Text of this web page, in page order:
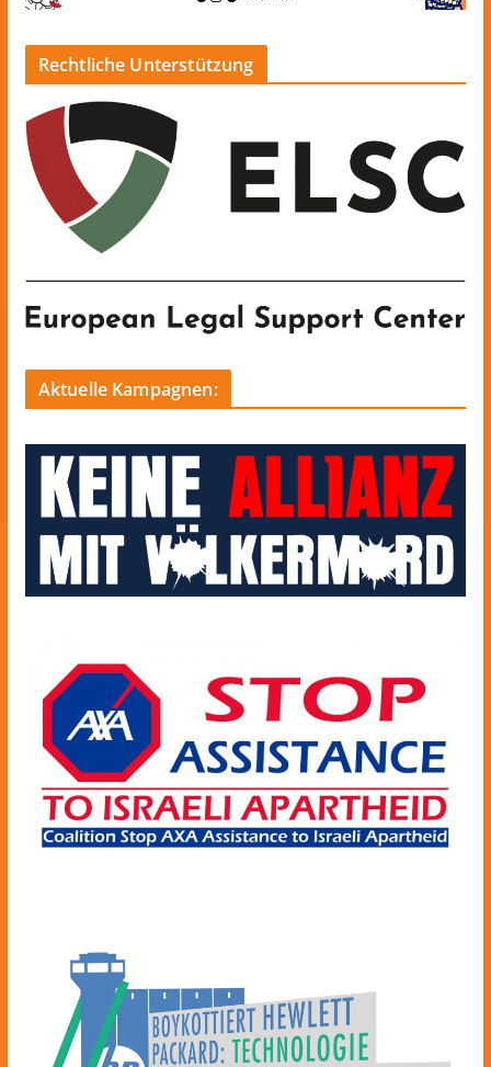
Rechtliche Unterstützung
Aktuelle Kampagnen: